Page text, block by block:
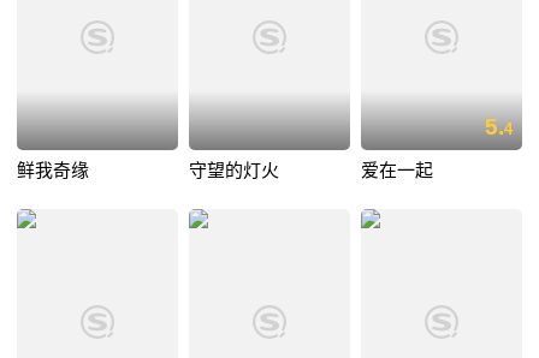
鲜我奇缘 守望的灯火
5.4
爱在一起